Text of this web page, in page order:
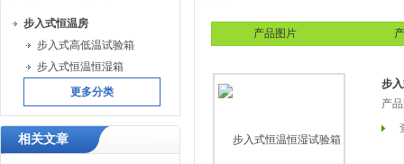
步入式恒温房
步入式高低温试验箱
步入式恒温恒湿箱
更多分类
相关文章
产品图片
步
产